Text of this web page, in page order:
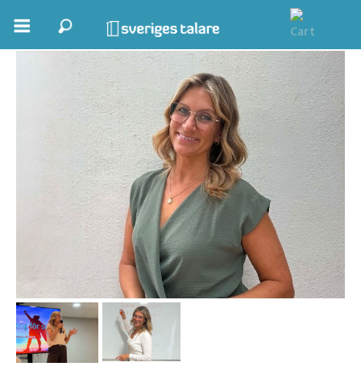
Boka ett möte
Samhällsnytta
Inspirerande Föreläsare
Personlig utveckling, målsättning
Life Stories & Trivsel
Keynote
Moderator, konferencier
Moderator
Elin Debora Brixson